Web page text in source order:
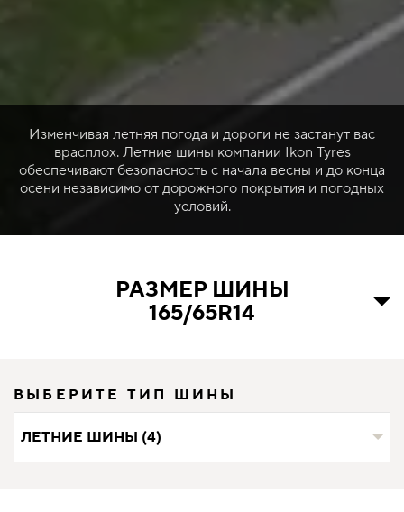
Изменчивая летняя погода и дороги не застанут вас
врасплох. Летние шины компании Ikon Tyres
обеспечивают безопасность с начала весны и до конца
осени независимо от дорожного покрытия и погодных
условий.
РАЗМЕР ШИНЫ
165/65R14
ВЫБЕРИТЕ ТИП ШИНЫ
ЛЕТНИЕ ШИНЫ (4)